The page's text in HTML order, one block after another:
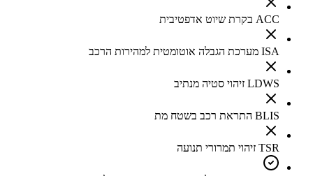
ACC בקרת שיוט אדפטיבית
ISA מערכת הגבלה אוטומטית למהירות הרכב
LDWS זיהוי סטיה מנתיב
BLIS התראת רכב בשטח מת
TSR זיהוי תמרורי תנועה